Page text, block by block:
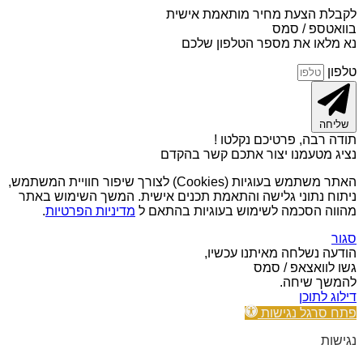
לקבלת הצעת מחיר מותאמת אישית
בוואטספ / סמס
נא מלאו את מספר הטלפון שלכם
טלפון
שליחה
תודה רבה, פרטיכם נקלטו !
נציג מטעמנו יצור אתכם קשר בהקדם
האתר משתמש בעוגיות (Cookies) לצורך שיפור חוויית המשתמש,
ניתוח נתוני גלישה והתאמת תכנים אישית. המשך השימוש באתר
מהווה הסכמה לשימוש בעוגיות בהתאם ל מדיניות הפרטיות.
סגור
הודעה נשלחה מאיתנו עכשיו,
גשו לוואצאפ / סמס
להמשך שיחה.
דילוג לתוכן
פתח סרגל נגישות
נגישות